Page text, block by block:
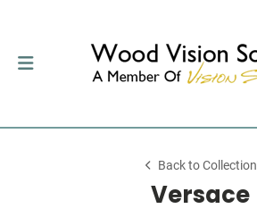
Back to Collection
Versace